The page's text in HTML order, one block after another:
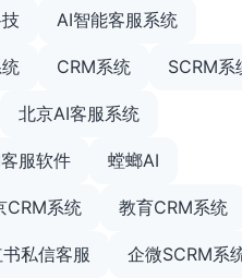
AI智能客服系统
CRM系统 SCRM系
北京AI客服系统
服软件 螳螂AI
CRM系统 教育CRM系统
私信客服 企微SCRM系